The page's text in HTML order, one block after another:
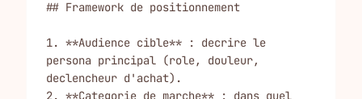
## Framework de positionnement
1. **Audience cible** : decrire le
persona principal (role, douleur,
declencheur d'achat).
2. **Categorie de marche** : dans quel